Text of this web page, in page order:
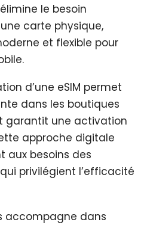
le besoin
carte physique,
et flexible pour
d’une eSIM permet
dans les boutiques
garantit une activation
approche digitale
aux besoins des
privilégient l’efficacité
accompagne dans